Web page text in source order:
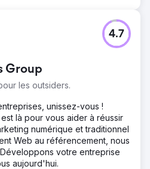
segments, un apprentissage
et un calibrage constant avec
de manière exponentielle.
de l'agence
Group
les outsiders.
4.7
unissez-vous !
là pour vous aider à réussir
numérique et traditionnel
Web au référencement, nous
votre entreprise
aujourd'hui.